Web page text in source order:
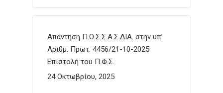
Απάντηση Π.Ο.Σ.Σ.Α.Σ.ΔΙΑ. στην υπ’
Αριθμ. Πρωτ. 4456/21-10-2025
Επιστολή του Π.Φ.Σ.
24 Οκτωβρίου, 2025